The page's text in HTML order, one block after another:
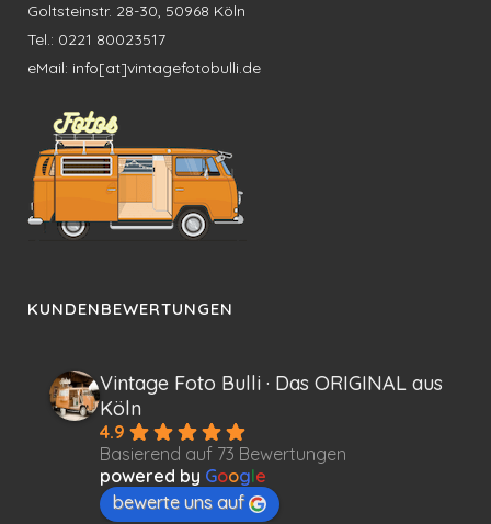
Goltsteinstr. 28-30, 50968 Köln
Tel.: 0221 80023517
eMail: info[at]vintagefotobulli.de
KUNDENBEWERTUNGEN
Vintage Foto Bulli · Das ORIGINAL aus
Köln
4.9
Basierend auf 73 Bewertungen
powered by Google
bewerte uns auf